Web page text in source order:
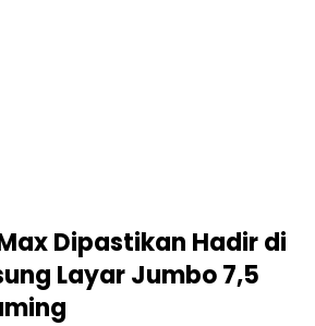
Dipastikan Hadir di
Layar Jumbo 7,5